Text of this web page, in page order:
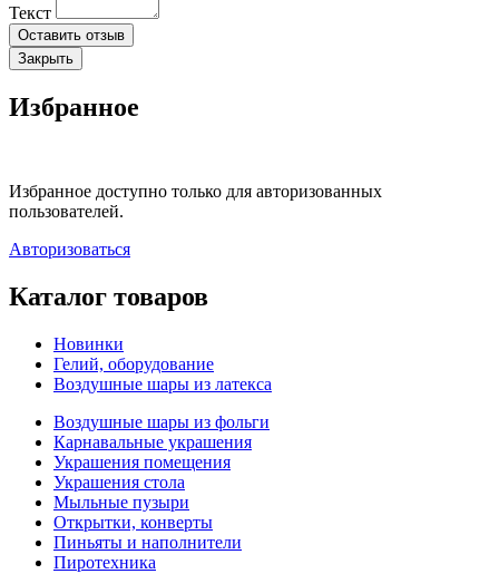
Текст
Оставить отзыв
Закрыть
Избранное
Избранное доступно только для авторизованных
пользователей.
Авторизоваться
Каталог товаров
Новинки
Гелий, оборудование
Воздушные шары из латекса
Воздушные шары из фольги
Карнавальные украшения
Украшения помещения
Украшения стола
Мыльные пузыри
Открытки, конверты
Пиньяты и наполнители
Пиротехника